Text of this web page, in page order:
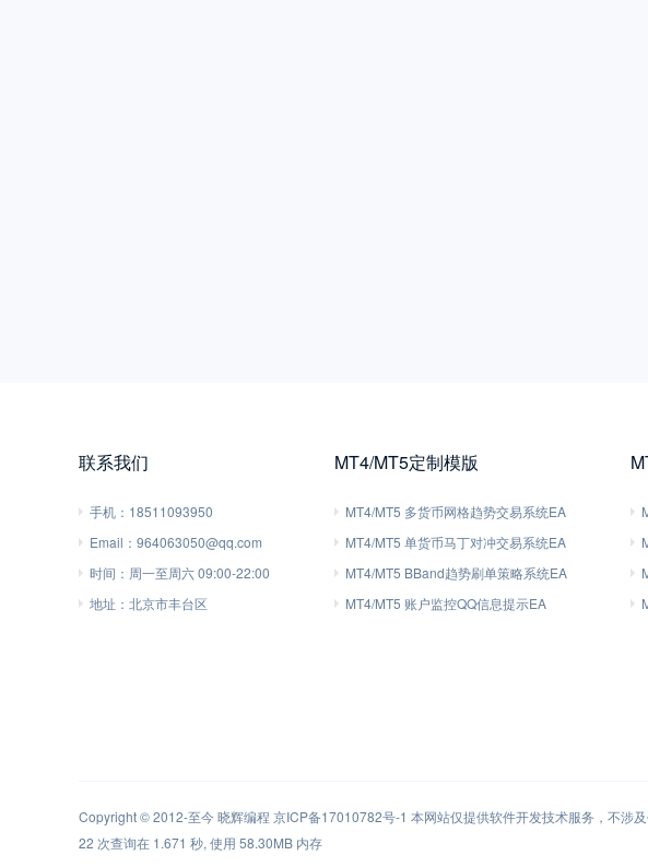
联系我们
手机： 18511093950
Email： 964063050@qq.com
时间： 周一至周六 09:00-22:00
地址： 北京市丰台区
MT4/MT5定制模版
MT4/MT5 多货币网格趋势交易系统EA
MT4/MT5 单货币马丁对冲交易系统EA
MT4/MT5 BBand趋势刷单策略系统EA
MT4/MT5 账户监控QQ信息提示EA
Copyright © 2012-至今晓辉编程 京ICP备17010782号-1 本网站仅提供软件开发技术服务，不涉
22 次查询在 1.671 秒, 使用 58.30MB 内存